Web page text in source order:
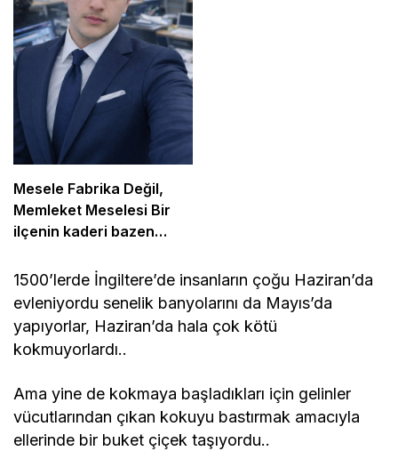
Mesele Fabrika Değil,
Memleket Meselesi Bir
ilçenin kaderi bazen
1500’lerde İngiltere’de insanların çoğu Haziran’da
evleniyordu senelik banyolarını da Mayıs’da
yapıyorlar, Haziran’da hala çok kötü
kokmuyorlardı..
Ama yine de kokmaya başladıkları için gelinler
vücutlarından çıkan kokuyu bastırmak amacıyla
ellerinde bir buket çiçek taşıyordu..